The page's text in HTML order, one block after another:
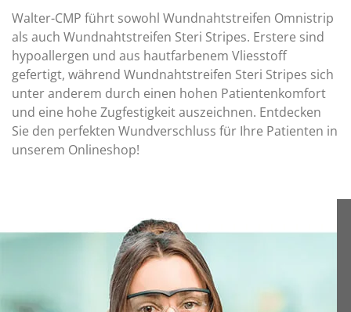
Walter-CMP führt sowohl Wundnahtstreifen Omnistrip
als auch Wundnahtstreifen Steri Stripes. Erstere sind
hypoallergen und aus hautfarbenem Vliesstoff
gefertigt, während Wundnahtstreifen Steri Stripes sich
unter anderem durch einen hohen Patientenkomfort
und eine hohe Zugfestigkeit auszeichnen. Entdecken
Sie den perfekten Wundverschluss für Ihre Patienten in
unserem Onlineshop!